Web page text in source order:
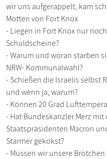
wir uns aufgerappelt, kam
Motten von Fort Knox
- Liegen in Fort Knox nur
Schuldscheine?
- Warum und woran starben
NRW- Kommunalwahl?
- Schießen die Israelis selbst
und wenn ja, warum?
- Können 20 Grad
- Hat Bundeskanzler Merz
Staatspräsidenten Macron
Starmer gekokst?
- Müssen wir unsere